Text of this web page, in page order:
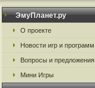
ЭмуПланет.ру
О проекте
Новости игр и программ
Вопросы и предложения
Мини Игры